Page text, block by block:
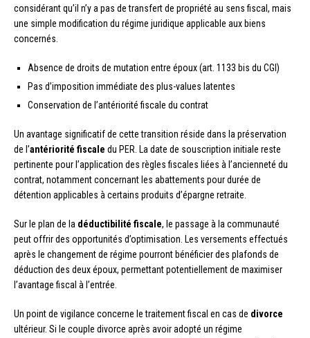
considérant qu’il n’y a pas de transfert de propriété au sens fiscal, mais
une simple modification du régime juridique applicable aux biens
concernés.
Absence de droits de mutation entre époux (art. 1133 bis du CGI)
Pas d’imposition immédiate des plus-values latentes
Conservation de l’antériorité fiscale du contrat
Un avantage significatif de cette transition réside dans la préservation
de l’antériorité fiscale du PER. La date de souscription initiale reste
pertinente pour l’application des règles fiscales liées à l’ancienneté du
contrat, notamment concernant les abattements pour durée de
détention applicables à certains produits d’épargne retraite.
Sur le plan de la déductibilité fiscale, le passage à la communauté
peut offrir des opportunités d’optimisation. Les versements effectués
après le changement de régime pourront bénéficier des plafonds de
déduction des deux époux, permettant potentiellement de maximiser
l’avantage fiscal à l’entrée.
Un point de vigilance concerne le traitement fiscal en cas de divorce
ultérieur. Si le couple divorce après avoir adopté un régime